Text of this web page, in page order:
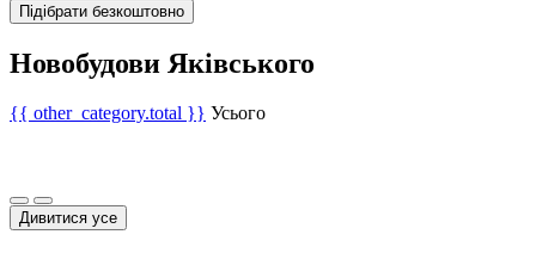
Підібрати безкоштовно
Новобудови Яківського
{{ other_category.total }} Усього
Дивитися усе